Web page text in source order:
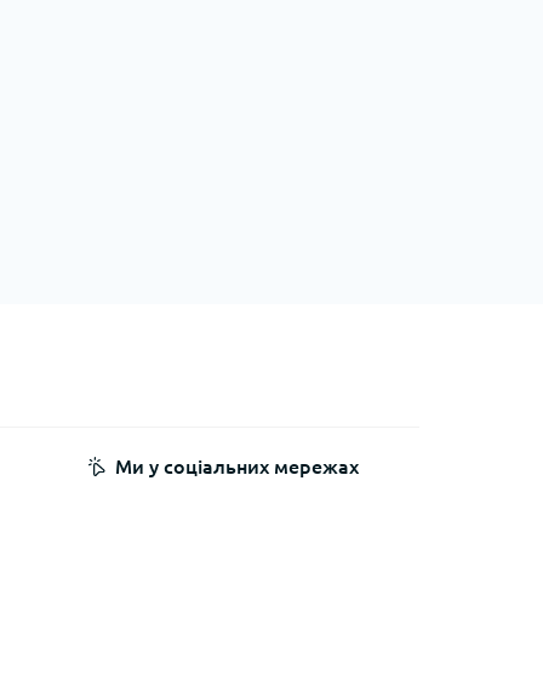
Ми у соціальних мережах